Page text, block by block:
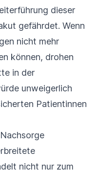
dieser
gefährdet. Wenn
nicht mehr
können, drohen
in der
unweigerlich
Patientinnen
nicht nur zum